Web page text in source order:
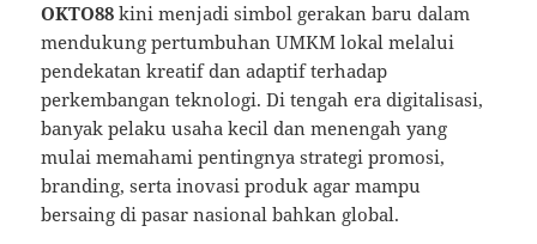
OKTO88 kini menjadi simbol gerakan baru dalam
mendukung pertumbuhan UMKM lokal melalui
pendekatan kreatif dan adaptif terhadap
perkembangan teknologi. Di tengah era digitalisasi,
banyak pelaku usaha kecil dan menengah yang
mulai memahami pentingnya strategi promosi,
branding, serta inovasi produk agar mampu
bersaing di pasar nasional bahkan global.